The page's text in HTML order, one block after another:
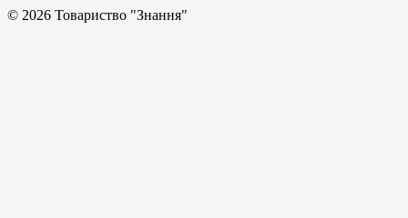
© 2026 Товариство "Знання"